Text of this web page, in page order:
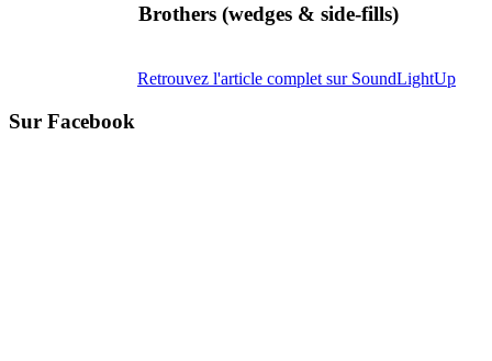
Brothers (wedges & side-fills)
Retrouvez l'article complet sur SoundLightUp
Sur Facebook